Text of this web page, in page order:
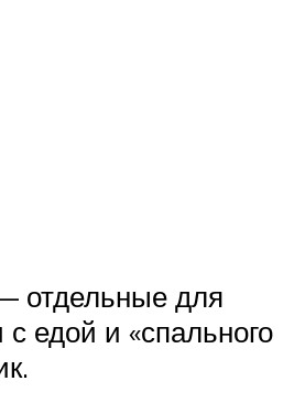
отдельные для
едой и «спального